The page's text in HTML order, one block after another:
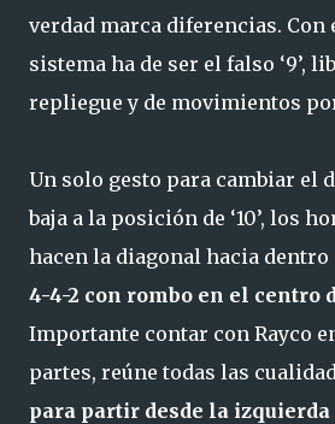
verdad marca diferencias. Con
sistema ha de ser el falso ‘9’,
repliegue y de movimientos
Un solo gesto para cambiar el
baja a la posición de ‘10’, los
hacen la diagonal hacia dentro
4-4-2 con rombo en el centro
Importante contar con Rayco
partes, reúne todas las
para partir desde la